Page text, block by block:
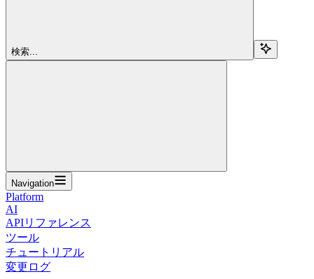
検索...
Navigation
Platform
AI
APIリファレンス
ツール
チュートリアル
変更ログ